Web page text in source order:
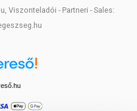
Viszonteladói - Partneri - Sales: